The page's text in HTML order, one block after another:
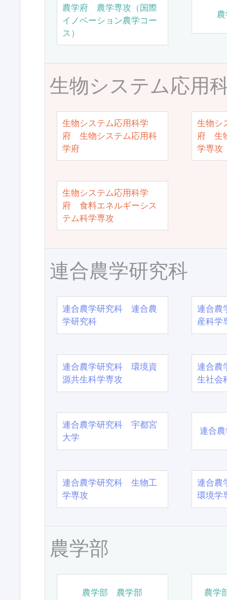
農学府 農学専攻（国際
イノベーション農学コー
ス）
生物システム応用
生物システム応用科学
府 生物システム応用科
学府
生物シ
府 生
学専攻
生物システム応用科学
府 食料エネルギーシス
テム科学専攻
連合農学研究科
連合農学研究科 連合農
学研究科
連合農
産科学
連合農学研究科 環境資
源共生科学専攻
連合農
生社会
連合農学研究科 宇都宮
大学
連合
連合農学研究科 生物工
学専攻
連合農
環境学
農学部
農学部 農学部 農学